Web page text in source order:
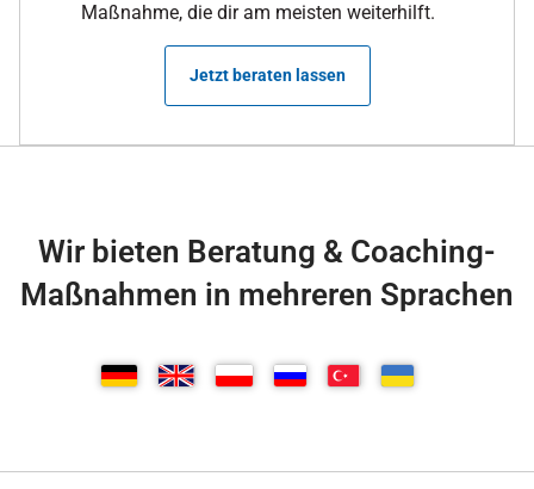
Maßnahme, die dir am meisten weiterhilft.
Jetzt beraten lassen
Wir bieten Beratung & Coaching-
Maßnahmen in mehreren Sprachen